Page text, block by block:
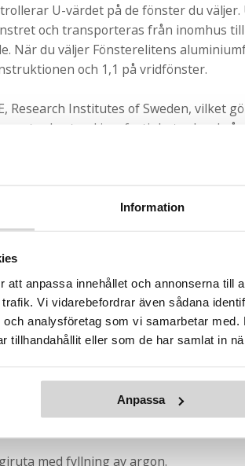
Information
att anpassa innehållet och annonserna till
Vi vidarebefordrar även sådana
analysföretag som vi samarbetar
tillhandahållit eller som de har samlat in
Anpassa
U-värdet på de fönster du väljer.
och transporteras från inomhus till
När du väljer Fönsterelitens
och 1,1 på vridfönster.
Research Institutes of Sweden, vilket
stor kostnad i en fastighet och också
allt rätt fönster för ditt hus eller
energi:
furu.
underhåll.
med fyllning av argon.